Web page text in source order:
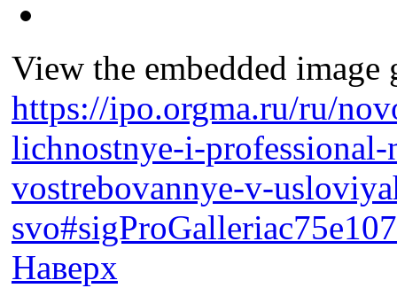
View the embedded
https://ipo.orgma.ru/ru/
lichnostnye-i-professional-
vostrebovannye-v-
Наверх